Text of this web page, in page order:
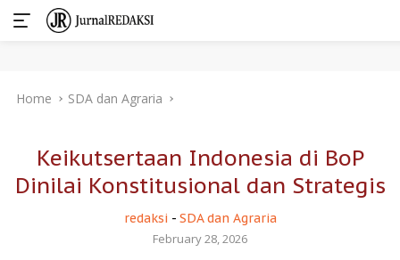
Home SDA dan Agraria
Keikutsertaan Indonesia di BoP
Dinilai Konstitusional dan Strategis
redaksi - SDA dan Agraria
February 28, 2026